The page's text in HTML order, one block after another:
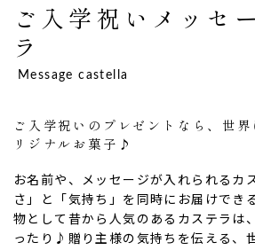
ご入学祝い メッセ
ラ
Message castella
ご入学祝いのプレゼントなら、世
リジナルお菓子♪
お名前や、メッセージが入れられるカ
さ」と「気持ち」を同時にお届けでき
物として昔から人気のあるカステラは
ったり♪贈り主様の気持ちを伝える、